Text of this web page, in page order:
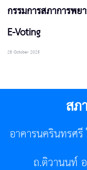
กรรมการสภาการพ
E-Voting
28 October 2025
สภ
อาคารนครินทรศ
ถ.ติวานนท์